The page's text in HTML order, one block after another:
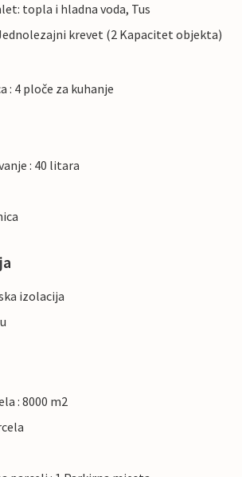
topla i hladna voda, Tus
krevet (2 Kapacitet objekta)
: 4 ploče za kuhanje
: 40 litara
izolacija
: 8000 m2